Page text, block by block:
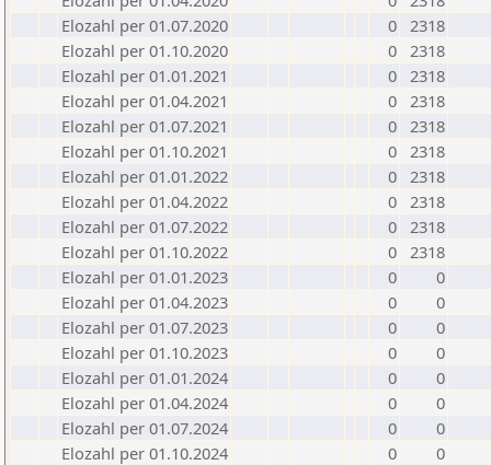
Elozahl per 01.07.2020
0 2318
Elozahl per 01.10.2020
0 2318
Elozahl per 01.01.2021
0 2318
Elozahl per 01.04.2021
0 2318
Elozahl per 01.07.2021
0 2318
Elozahl per 01.10.2021
0 2318
Elozahl per 01.01.2022
0 2318
Elozahl per 01.04.2022
0 2318
Elozahl per 01.07.2022
0 2318
Elozahl per 01.10.2022
0 2318
Elozahl per 01.01.2023
0
0
Elozahl per 01.04.2023
0
0
Elozahl per 01.07.2023
0
0
Elozahl per 01.10.2023
0
0
Elozahl per 01.01.2024
0
0
Elozahl per 01.04.2024
0
0
Elozahl per 01.07.2024
0
0
Elozahl per 01.10.2024
0
0